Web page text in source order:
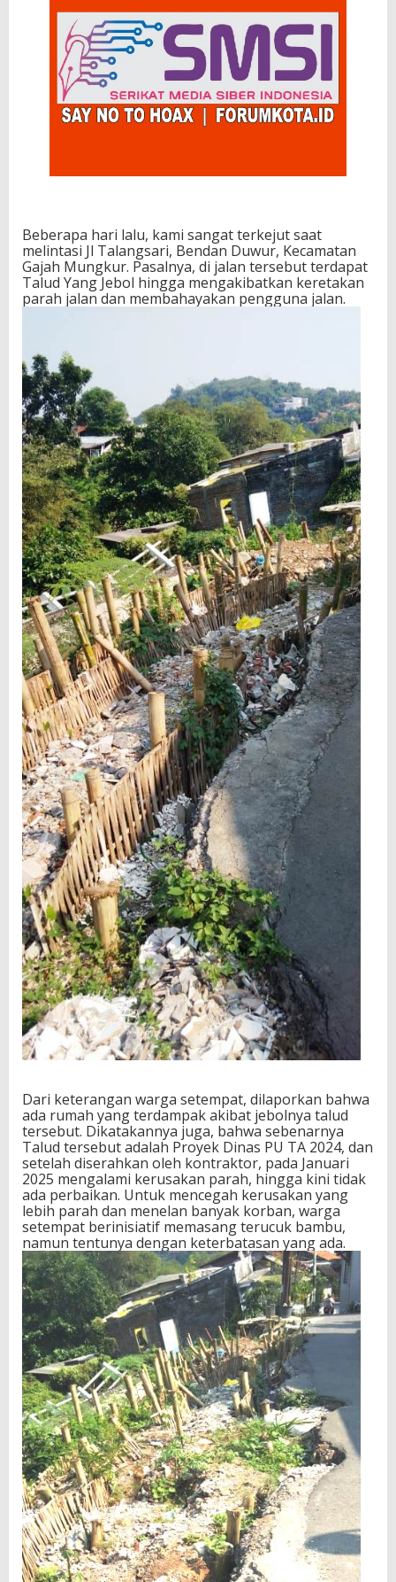
Beberapa hari lalu, kami sangat terkejut saat
melintasi Jl Talangsari, Bendan Duwur, Kecamatan
Gajah Mungkur. Pasalnya, di jalan tersebut terdapat
Talud Yang Jebol hingga mengakibatkan keretakan
parah jalan dan membahayakan pengguna jalan.
Dari keterangan warga setempat, dilaporkan bahwa
ada rumah yang terdampak akibat jebolnya talud
tersebut. Dikatakannya juga, bahwa sebenarnya
Talud tersebut adalah Proyek Dinas PU TA 2024, dan
setelah diserahkan oleh kontraktor, pada Januari
2025 mengalami kerusakan parah, hingga kini tidak
ada perbaikan. Untuk mencegah kerusakan yang
lebih parah dan menelan banyak korban, warga
setempat berinisiatif memasang terucuk bambu,
namun tentunya dengan keterbatasan yang ada.